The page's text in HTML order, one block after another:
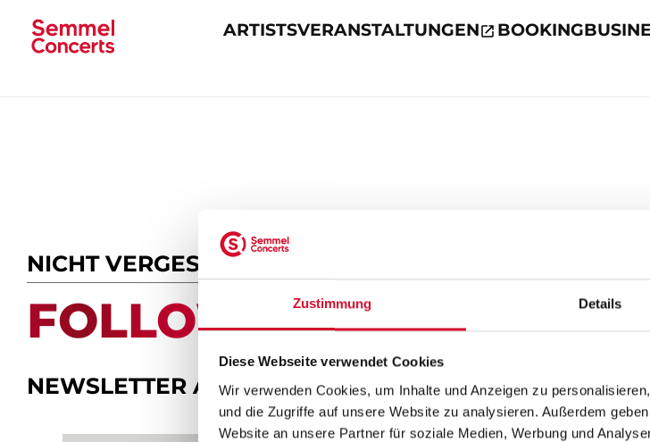
Zustimmung Details
Diese Webseite verwendet Cookies
Wir verwenden Cookies, um Inhalte und Anzeigen zu
und die Zugriffe auf unsere Website zu analysieren. Außerdem
Website an unsere Partner für soziale Medien, Werbung und
ARTISTSVERANSTALTUNGEN BOOKING
NICHT VERGESSEN
FOLLOW US.
NEWSLETTER ABONNIEREN